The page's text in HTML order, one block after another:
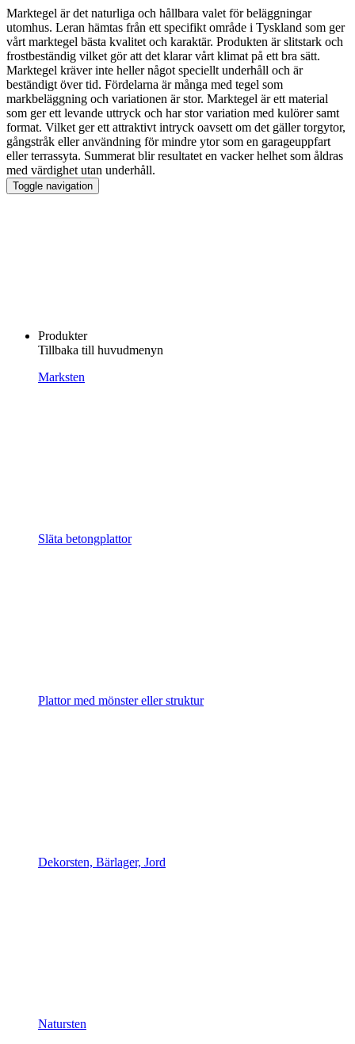
Marktegel är det naturliga och hållbara valet för beläggningar
utomhus. Leran hämtas från ett specifikt område i Tyskland som ger
vårt marktegel bästa kvalitet och karaktär. Produkten är slitstark och
frostbeständig vilket gör att det klarar vårt klimat på ett bra sätt.
Marktegel kräver inte heller något speciellt underhåll och är
beständigt över tid. Fördelarna är många med tegel som
markbeläggning och variationen är stor. Marktegel är ett material
som ger ett levande uttryck och har stor variation med kulörer samt
format. Vilket ger ett attraktivt intryck oavsett om det gäller torgytor,
gångstråk eller användning för mindre ytor som en garageuppfart
eller terrassyta. Summerat blir resultatet en vacker helhet som åldras
med värdighet utan underhåll.
Toggle navigation
Produkter
Tillbaka till huvudmenyn
Marksten
Släta betongplattor
Plattor med mönster eller struktur
Dekorsten, Bärlager, Jord
Natursten